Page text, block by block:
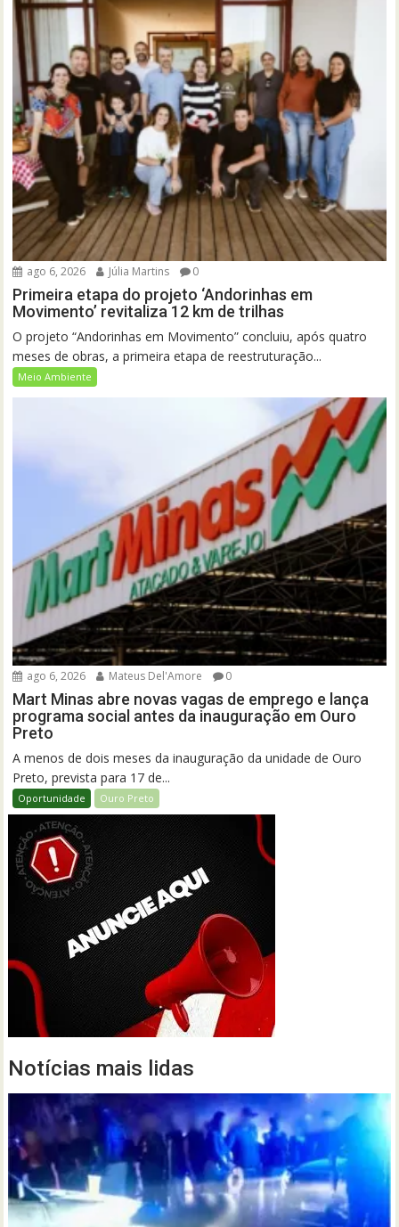
ago 6, 2026 Júlia Martins 0
Primeira etapa do projeto ‘Andorinhas em
Movimento’ revitaliza 12 km de trilhas
O projeto “Andorinhas em Movimento” concluiu, após quatro
meses de obras, a primeira etapa de reestruturação...
Meio Ambiente
ago 6, 2026 Mateus Del'Amore 0
Mart Minas abre novas vagas de emprego e lança
programa social antes da inauguração em Ouro
Preto
A menos de dois meses da inauguração da unidade de Ouro
Preto, prevista para 17 de...
Oportunidade Ouro Preto
Notícias mais lidas